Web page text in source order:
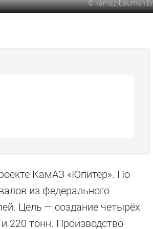
©kamaz-
КамАЗ «Юпитер». По
из федерального
Цель — создание четырёх
220 тонн. Производство